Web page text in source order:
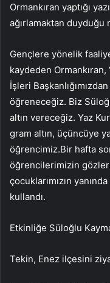
Ormankıran yaptığı
ağırlamaktan
Gençlere yönelik
kaydeden
İşleri
öğreneceğiz. Biz
altın vereceğiz. Yaz
gram altın, üçüncüye
öğrencimiz.Bir hafta
öğrencilerimizin
çocuklarımızın
kullandı.
Etkinliğe Süloğlu
Tekin, Enez ilçesini